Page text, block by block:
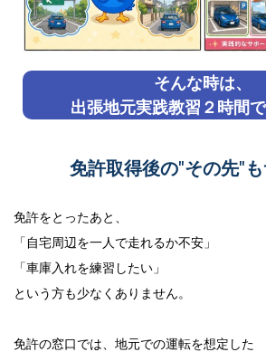
そんな時は、
出張地元実践教習２時間
免許取得後の"その先"も
免許をとったあと、
「自宅周辺を一人で走れるか不安」
「車庫入れを練習したい」
という方も少なくありません。
免許の窓口では、地元での運転を想定した